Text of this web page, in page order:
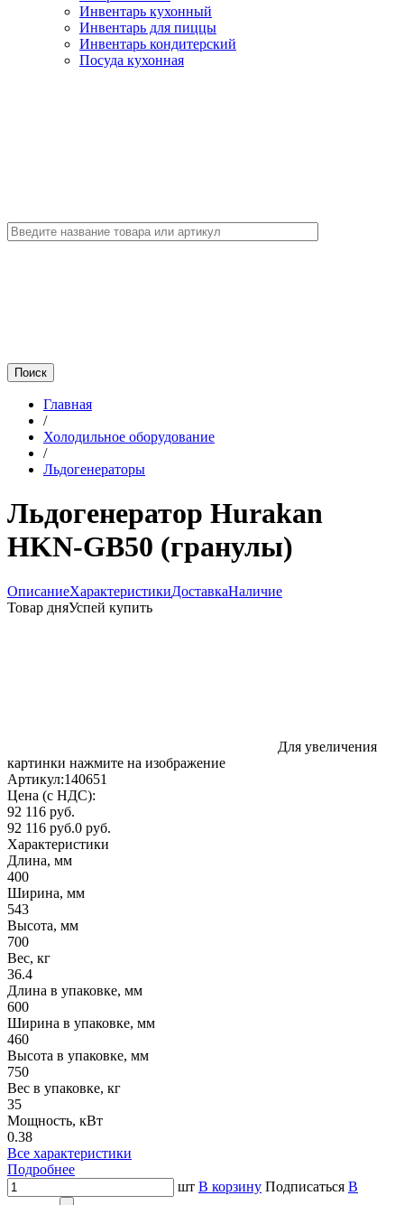
Инвентарь кухонный
Инвентарь для пиццы
Инвентарь кондитерский
Посуда кухонная
Главная
/
Холодильное оборудование
/
Льдогенераторы
Льдогенератор Hurakan
HKN-GB50 (гранулы)
ОписаниеХарактеристикиДоставкаНаличие
Товар дняУспей купить
Для увеличения
картинки нажмите на изображение
Артикул:140651
Цена (с НДС):
92 116 руб.
92 116 руб.0 руб.
Характеристики
Длина, мм
400
Ширина, мм
543
Высота, мм
700
Вес, кг
36.4
Длина в упаковке, мм
600
Ширина в упаковке, мм
460
Высота в упаковке, мм
750
Вес в упаковке, кг
35
Мощность, кВт
0.38
Все характеристики
Подробнее
шт В корзину Подписаться В